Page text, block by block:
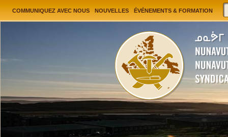
Jump to navigation
User menu
COMMUNIQUEZ AVEC NOUS NOUVELLES ÉVÉNEMENTS & FORMATION